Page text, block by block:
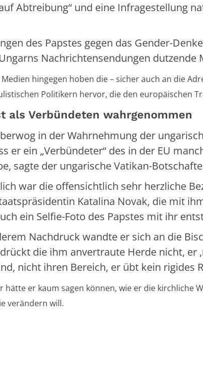
Abtreibung“ und eine Infragestellung
des Papstes gegen das Gender-
Nachrichtensendungen dutzende
hingegen hoben die – sicher auch an die
Politikern hervor, die den europäischen
als Verbündeten wahrgenommen
in der Wahrnehmung der
er ein „Verbündeter“ des in der EU
sagte der ungarische Vatikan-
war die offensichtlich sehr herzliche
Katalina Novak, die mit
ein Selfie-Foto des Papstes mit ihr
Nachdruck wandte er sich an die
die ihm anvertraute Herde nicht, er
nicht ihren Bereich, er übt kein rigides
hätte er kaum sagen können, wie er die kirchliche
verändern will.